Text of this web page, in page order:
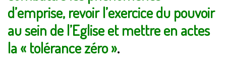
d’emprise, revoir l’exercice du pouvoir
au sein de l’Eglise et mettre en actes
la « tolérance zéro ».